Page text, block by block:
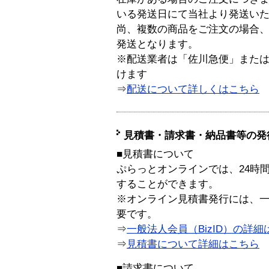
いる発送日にて当社より発送い
尚、複数の商品をご注文の場合
発送となります。
※配送業者は「佐川急便」また
けます
⇒配送について詳しくはこちら
見積書・請求書・納品書等の
■見積書について
ぷらっとオンラインでは、24時
することができます。
※オンライン見積書発行には、
要です。
⇒一般法人会員（BizID）の詳細
⇒ 見積書について詳細はこちら